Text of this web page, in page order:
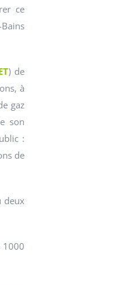
ce
) de
à
gaz
son
:
de
deux
1000